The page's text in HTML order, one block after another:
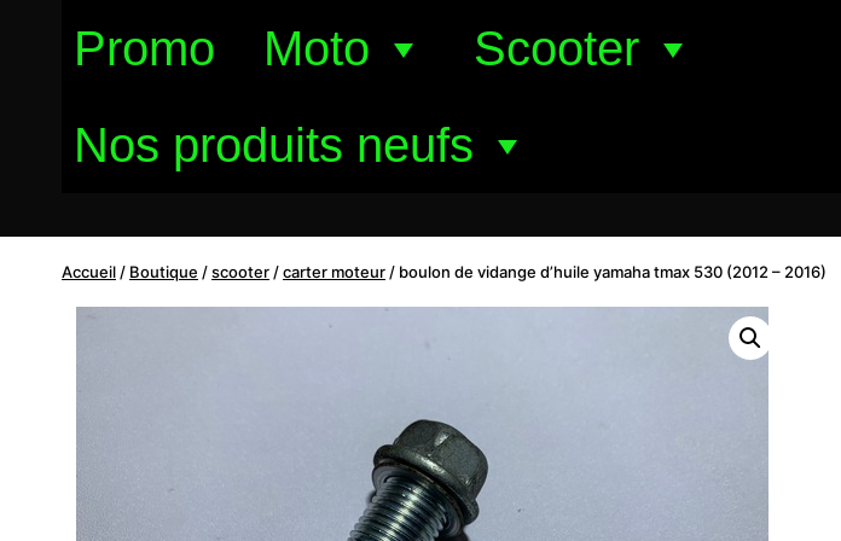
Promo Moto
Scooter
Nos produits neufs
Accueil / Boutique /scooter /carter moteur / boulon de vidange d’huile yamaha tmax 530 (2012 – 2016)